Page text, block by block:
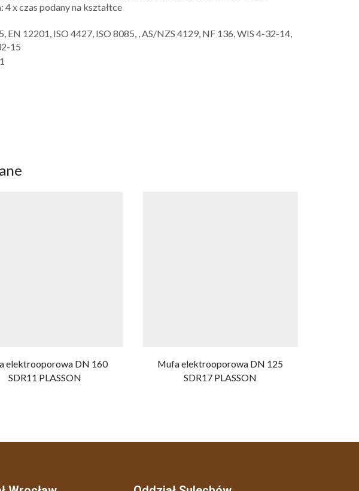
4 x czas podany na kształtce
EN 12201, ISO 4427, ISO 8085, , AS/NZS 4129, NF 136, WIS 4-32-14,
15
elektrooporowa DN 160
SDR11 PLASSON
Mufa elektrooporowa DN 125
SDR17 PLASSON